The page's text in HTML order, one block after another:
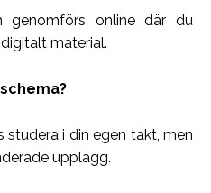
online där du
material.
studera i din egen takt, men
upplägg.